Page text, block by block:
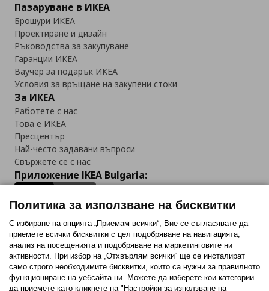
Пазаруване в ИКЕА
Брошури ИКЕА
Проектиране и дизайн
Ръководства за закупуване
Гаранции ИКЕА
Ваучер за подарък ИКЕА
Условия за връщане на закупени стоки
За ИКЕА
Работете с нас
Това е ИКЕА
Пресцентър
Най-често задавани въпроси
Свържете се с нас
Приложение IKEA Bulgaria:
Последвайте ни:
FacebookTwitterYoutubePinterestInstagram
Политика за използване на бисквитки
С избиране на опцията „Приемам всички“, Вие се съгласявате да
приемете всички бисквитки с цел подобряване на навигацията,
анализ на посещенията и подобряване на маркетинговите ни
активности. При избор на „Отхвърлям всички“ ще се инсталират
само строго необходимитe бисквитки, които са нужни за правилното
функциониране на уебсайта ни. Можете да изберете кои категории
да приемете като кликнете на "Настройки за използване на